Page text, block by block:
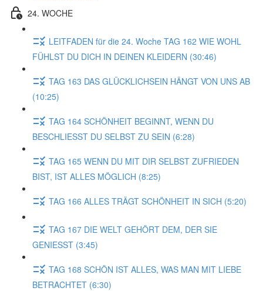
24. WOCHE
LEITFADEN für die 24. Woche TAG 162 WIE WOHL
FÜHLST DU DICH IN DEINEN KLEIDERN (30:46)
TAG 163 DAS GLÜCKLICHSEIN HÄNGT VON UNS AB
(10:25)
TAG 164 SCHÖNHEIT BEGINNT, WENN DU
BESCHLIESST DU SELBST ZU SEIN (6:28)
TAG 165 WENN DU MIT DIR SELBST ZUFRIEDEN
BIST, IST ALLES MÖGLICH (8:25)
TAG 166 ALLES TRÄGT SCHÖNHEIT IN SICH (5:20)
TAG 167 DIE WELT GEHÖRT DEM, DER SIE
GENIESST (3:45)
TAG 168 SCHÖN IST ALLES, WAS MAN MIT LIEBE
BETRACHTET (6:30)